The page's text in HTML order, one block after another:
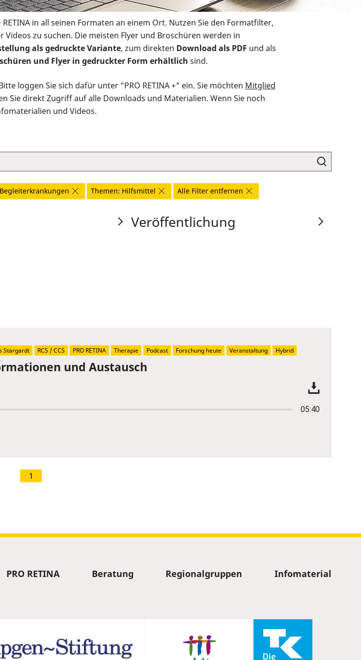
in all seinen Formaten an einem Ort. Nutzen Sie den Formatfilter,
zu suchen. Die meisten Flyer und Broschüren werden in
als gedruckte Variante, zum direkten Download als PDF und als
und Flyer in gedruckter Form erhältlich sind.
loggen Sie sich dafür unter "PRO RETINA +" ein. Sie möchten Mitglied
Sie direkt Zugriff auf alle Downloads und Materialien. Wenn Sie noch
und Videos.
Themen: Hilfsmittel Alle Filter entfernen
Veröffentlichung
und Austausch
05:40
Stargardt RCS / CCS PRO RETINA Therapie Podcast Forschung heute Veranstaltung Hybrid
1
PRO RETINA Beratung Regionalgruppen Infomaterial